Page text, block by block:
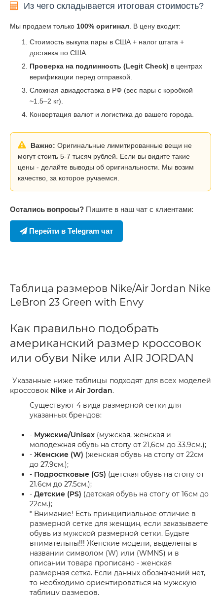
Из чего складывается итоговая стоимость?
Мы продаем только 100% оригинал . В цену входит:
Стоимость выкупа пары в США + налог штата +
доставка по США.
Проверка на подлинность (Legit Check) в центрах
верификации перед отправкой.
Сложная авиадоставка в РФ (вес пары с коробкой
~1.5–2 кг).
Конвертация валют и логистика до вашего города.
Важно: Оригинальные лимитированные вещи не
могут стоить 5-7 тысяч рублей. Если вы видите такие
цены - делайте выводы об оригинальности. Мы возим
качество, за которое ручаемся.
Остались вопросы? Пишите в наш чат с клиентами:
Перейти в Telegram чат
Таблица размеров Nike/Air Jordan Nike
LeBron 23 Green with Envy
Как правильно подобрать
американский размер кроссовок
или обуви Nike или AIR JORDAN
Указанные ниже таблицы подходят для всех моделей
кроссовок Nike и Air Jordan.
Существуют 4 вида размерной сетки для
указанных брендов:
- Мужские/Unisex (мужская, женская и
молодежная обувь на стопу от 21,6см до 33.9см.);
- Женские (W) (женская обувь на стопу от 22см
до 27.9см.);
- Подростковые (GS) (детская обувь на стопу от
21.6см до 27.5см.);
- Детские (PS) (детская обувь на стопу от 16см до
22см.);
* Внимание! Есть принципиальное отличие в
размерной сетке для женщин, если заказываете
обувь из мужской размерной сетки. Будьте
внимательны!!! Женские модели, выделены в
названии символом (W) или (WMNS) и в
описании товара прописано - женская
размерная сетка. Если данных обозначений нет,
то необходимо ориентироваться на мужскую
таблицу размеров.